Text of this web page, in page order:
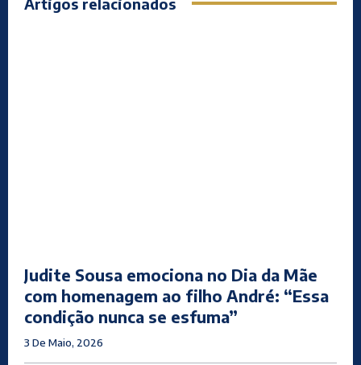
Judite Sousa emociona no Dia da Mãe
com homenagem ao filho André: “Essa
condição nunca se esfuma”
3 De Maio, 2026